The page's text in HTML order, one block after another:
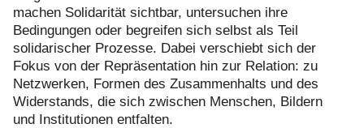
machen Solidarität sichtbar, untersuchen ihre
Bedingungen oder begreifen sich selbst als Teil
solidarischer Prozesse. Dabei verschiebt sich der
Fokus von der Repräsentation hin zur Relation: zu
Netzwerken, Formen des Zusammenhalts und des
Widerstands, die sich zwischen Menschen, Bildern
und Institutionen entfalten.